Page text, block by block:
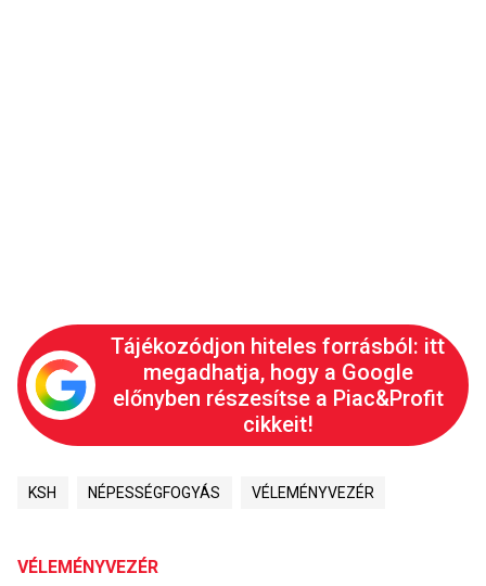
Tájékozódjon hiteles forrásból: itt
megadhatja, hogy a Google
előnyben részesítse a Piac&Profit
cikkeit!
KSH NÉPESSÉGFOGYÁS VÉLEMÉNYVEZÉR
VÉLEMÉNYVEZÉR